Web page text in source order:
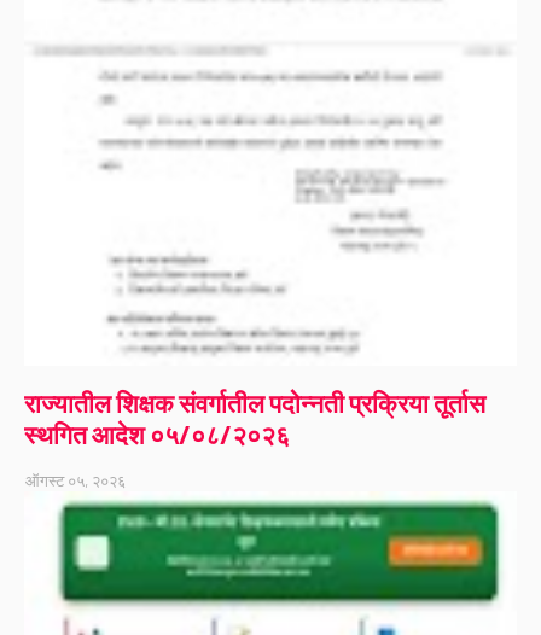
राज्यातील शिक्षक संवर्गातील पदोन्नती प्रक्रिया तूर्तास
स्थगित आदेश ०५/०८/२०२६
ऑगस्ट ०५, २०२६